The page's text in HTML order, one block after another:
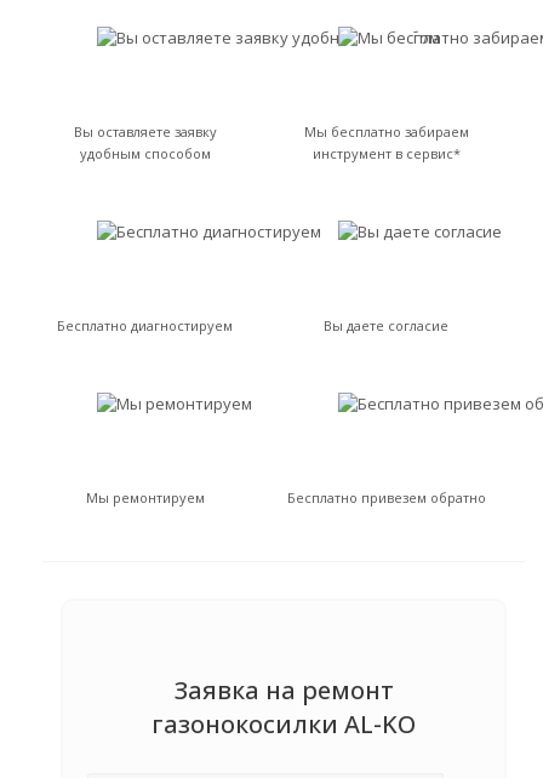
Вы оставляете заявку
удобным способом
Мы бесплатно забираем
инструмент в сервис*
Бесплатно диагностируем Вы даете согласие
Мы ремонтируем Бесплатно привезем обратно
Заявка на ремонт
газонокосилки AL-KO